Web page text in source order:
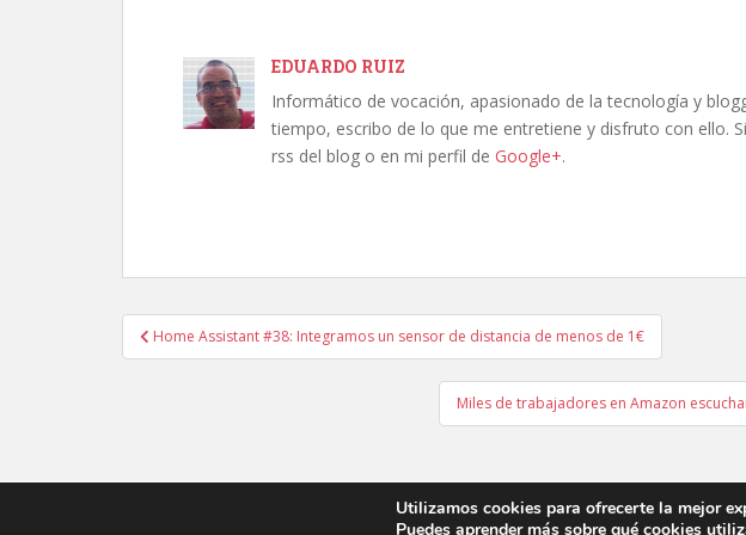
EDUARDO RUIZ
Informático de vocación, apasionado de la tecnología y
tiempo, escribo de lo que me entretiene y disfruto con ello.
rss del blog o en mi perfil de Google+.
Navegación
de
Home Assistant #38: Integramos un sensor de distancia de menos de 1€
Miles de trabajadores en Amazon
Utilizamos cookies para ofrecerte la mejor
Puedes aprender más sobre qué cookies